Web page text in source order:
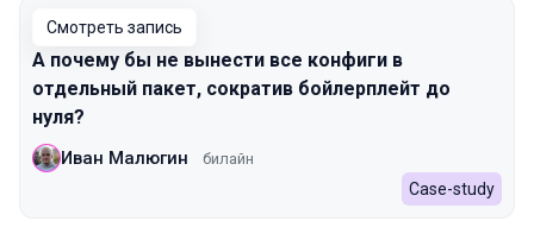
Смотреть запись
А почему бы не вынести все конфиги в
отдельный пакет, сократив бойлерплейт до
нуля?
Иван Малюгин билайн
Case-study